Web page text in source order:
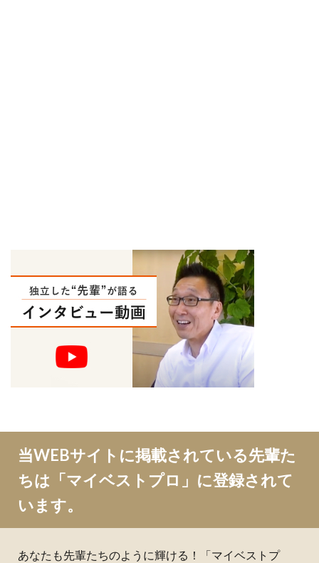
当WEBサイトに掲載されている先輩た
ちは「マイベストプロ」に登録されて
います。
あなたも先輩たちのように輝ける！「マイベストプ